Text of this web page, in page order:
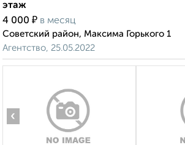
этаж
4 000 ₽ в месяц
Советский район, Максима Горького 1
Агентство, 25.05.2022
‹